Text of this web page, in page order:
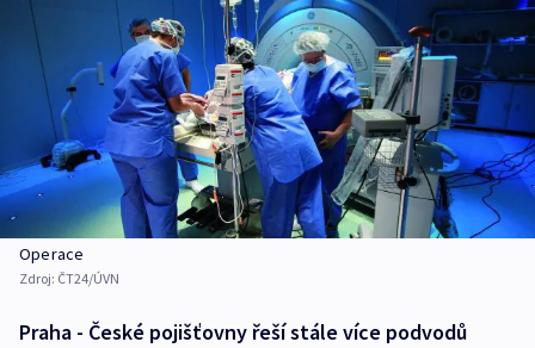
Operace
Zdroj: ČT24/ÚVN
Praha - České pojišťovny řeší stále více podvodů